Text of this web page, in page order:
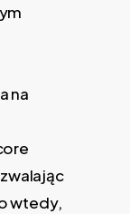
na
wtedy,